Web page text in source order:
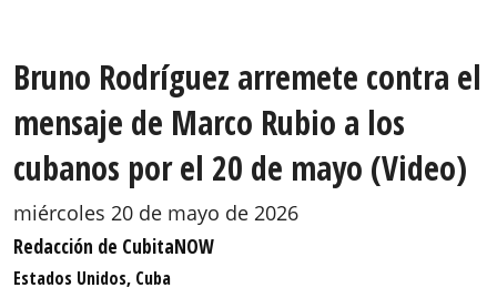
Bruno Rodríguez arremete contra el
mensaje de Marco Rubio a los
cubanos por el 20 de mayo (Video)
miércoles 20 de mayo de 2026
Redacción de CubitaNOW
Estados Unidos, Cuba